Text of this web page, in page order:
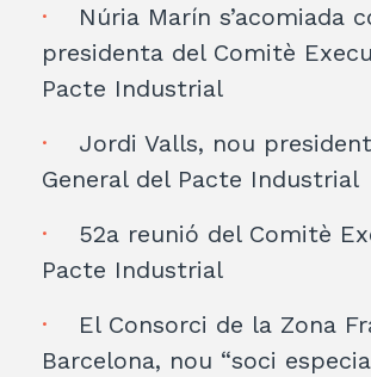
Núria Marín s’acomiada
presidenta del Comitè
Pacte Industrial
Jordi Valls, nou
General del Pacte Industrial
52a reunió del Comitè
Pacte Industrial
El Consorci de la Zona
Barcelona, nou “soci